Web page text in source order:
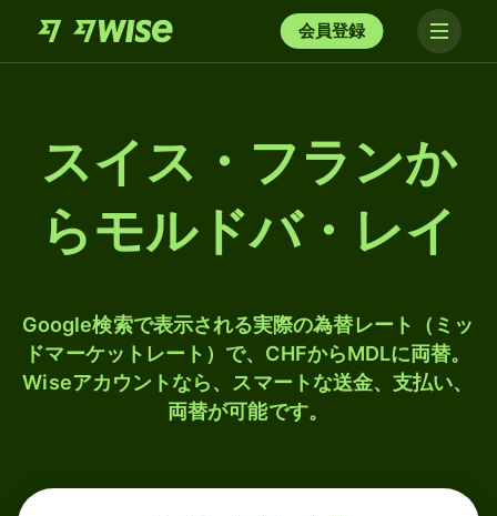
会員登録
スイス・フランか
らモルドバ・レイ
Google検索で表示される実際の為替レート（ミッ
ドマーケットレート）で、CHFからMDLに両替。
Wiseアカウントなら、スマートな送金、支払い、
両替が可能です。